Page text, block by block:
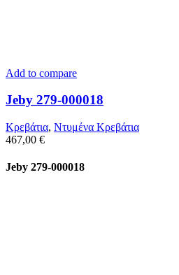
Add to compare
Jeby 279-000018
Κρεβάτια, Ντυμένα Κρεβάτια
467,00 €
Jeby 279-000018